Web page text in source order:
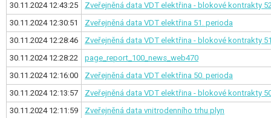
30.11.2024 12:43:25
Zveřejněná data VDT elektřina - blokové kontrakty
30.11.2024 12:30:51
Zveřejněná data VDT elektřina 51. perioda
30.11.2024 12:28:46
Zveřejněná data VDT elektřina - blokové kontrakty
30.11.2024 12:28:22
page_report_100_news_web470
30.11.2024 12:16:00
Zveřejněná data VDT elektřina 50. perioda
30.11.2024 12:13:57
Zveřejněná data VDT elektřina - blokové kontrakty
30.11.2024 12:11:59
Zveřejněná data vnitrodenního trhu plyn